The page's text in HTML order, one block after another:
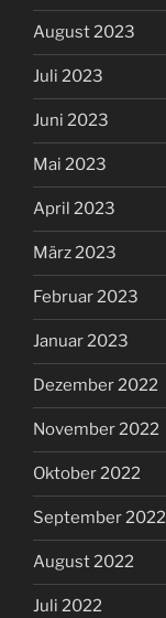
August 2023
Juli 2023
Juni 2023
Mai 2023
April 2023
März 2023
Februar 2023
Januar 2023
Dezember 2022
November 2022
Oktober 2022
September 2022
August 2022
Juli 2022